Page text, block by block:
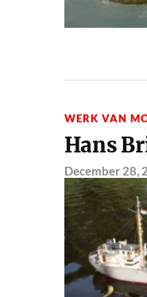
WERK VAN
Hans
December 28,